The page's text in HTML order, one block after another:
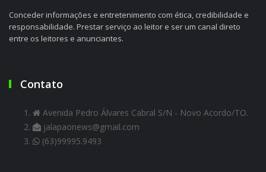
Conceder informações e entretenimento com ética, credibilidade e
responsabilidade. Prestar serviço ao leitor e ser um canal direto
entre os leitores e anunciantes.
Contato
Avenida Pedro Álvares Cabral S/N - Novo Acordo/TO.
jalapaonews@gmail.com
(63)99995.9493